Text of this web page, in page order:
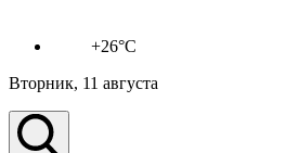
+26°C
Вторник, 11 августа